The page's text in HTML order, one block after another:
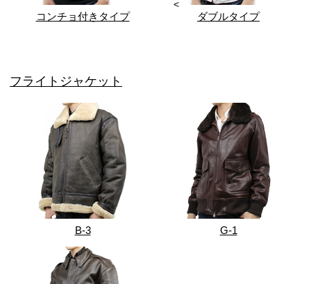
コンチョ付きタイプ
<
ダブルタイプ
フライトジャケット
B-3 G-1